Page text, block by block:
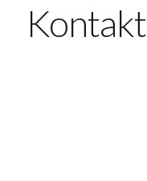
Kontakt